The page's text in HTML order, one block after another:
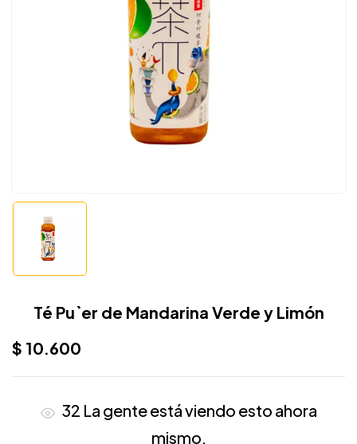
Té Pu`er de Mandarina Verde y Limón
$ 10.600
32 La gente está viendo esto ahora
mismo.